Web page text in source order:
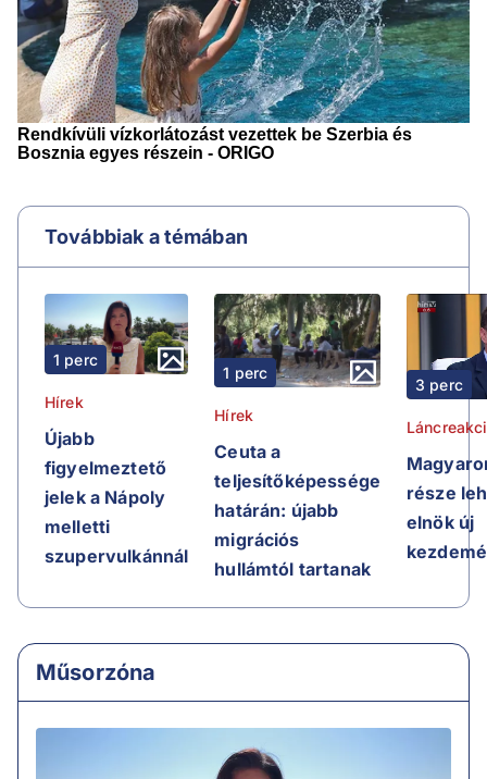
Továbbiak a témában
1 perc
Hírek
Újabb
figyelmeztető
jelek a Nápoly
melletti
szupervulkánnál
1 perc
Hírek
Ceuta a
teljesítőképessége
határán: újabb
migrációs
hullámtól tartanak
3 perc
része
elnök új
Műsorzóna